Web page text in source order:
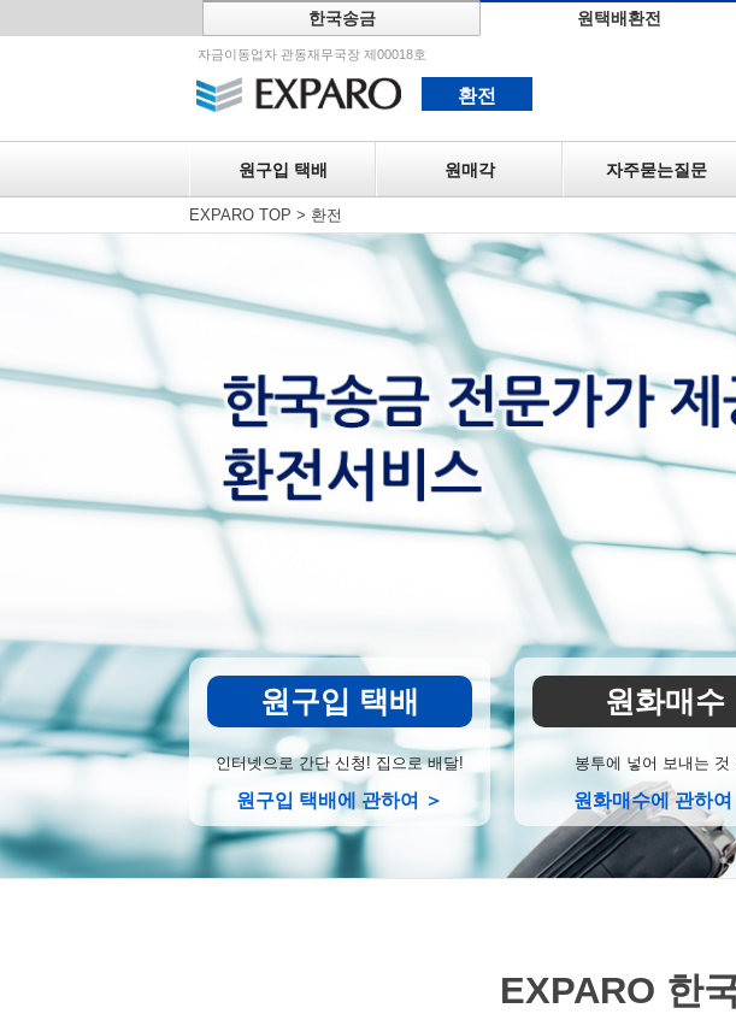
한국송금 원택배환전
자금이동업자 관동재무국장 제00018호
환전
원구입 택배 원매각 자주묻는질문
원매각
EXPARO TOP > 환전
원구입 택배
인터넷으로 간단 신청! 집으로 배달!
원구입 택배에 관하여 ＞
원화매수
봉투에 넣어 보내는 것
원화매수에 관하여
EXPARO 한